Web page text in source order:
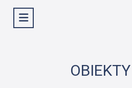
Wyświetl menu
OBIEKTY